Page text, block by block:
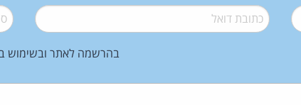
דואל*
בהרשמה לאתר ובשימוש